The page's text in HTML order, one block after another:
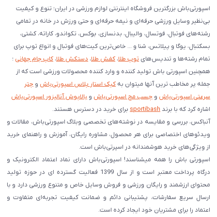
اسپورتی‌باش بزرگترین فروشگاه اینترنتی لوازم ورزشی در ایران؛ تنوع و کیفیت
بی‌نظیر وسایل ورزشی حرفه‌ای و نیمه حرفه‌ای و حتی ورزش در خانه در تمامی
رشته‌های فوتبال، فوتسال، والیبال، بدنسازی، بوکس، تکواندو، کاراته، کشتی،
بسکتبال، یوگا و پیلاتس، شنا و ... خاص‌ترین کیت‌های فوتبال و انواع توپ برای
تمام رشته‌ها و تندیس‌های توپ طلا، کفش طلا، دستکش طلا، کاپ جام جهانی ؛
همچنین اسپورتی باش تولید کننده و وارد کننده محصولات ورزشی است که از
جمله پر مخاطب ترین آنها میتوان به کیک استار پلاس اسپورتی‌باش و چتر
سرعتی اسپورتی‌باش و چسب مچ اسپورتی‌باش و بالاپوش آنالیزور اسپورتی‌باش
اشاره کرد که با برند sportibash برای خرید در دسترس هستند.
آنباکس، بررسی‌ و مقایسه در نوشته‌های تخصصی وبلاگ اسپورتی‌باش، مقالات و
ویدئوهای اختصاصی برای هر محصول، مشاوره رایگان، آموزش و راهنمای خرید
از ویژگی‌های خرید هوشمندانه در اسپرتی‌باش است.
اسپورتی‌ باش را همه میشناسند! اسپورتی‌باش دارای نماد اعتماد الکترونیک و
درگاه پرداخت معتبر است و از سال 1399 فعالیت گسترده ای در حوزه تولید
محتوای ارزشمند و رایگان ورزشی و فروش وسایل خاص و متنوع ورزشی دارد و با
ارسال سریع سفارشات، پشتیبانی دائم و ضمانت کیفیت تجربه‌ای متفاوت و
اعتماد را برای مشتریان خود ایجاد کرده است.